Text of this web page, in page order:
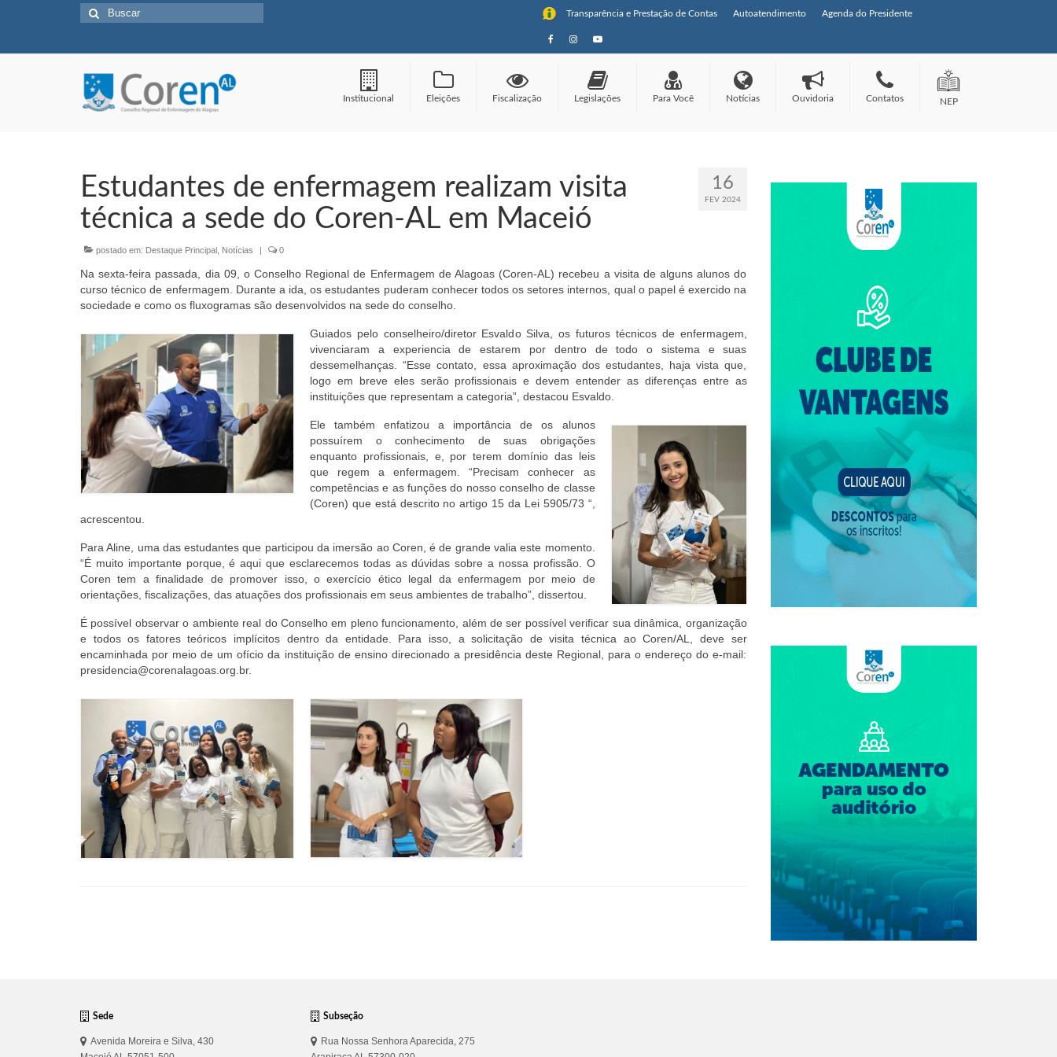
Transparência e Prestação de Contas Autoatendimento Agenda do Presidente
Buscar
por:
Institucional Eleições Fiscalização Legislações Para Você Notícias Ouvidoria Contatos NEP
16
FEV 2024
Estudantes de enfermagem realizam visita
técnica a sede do Coren-AL em Maceió
postado em: Destaque Principal Notícias | 0
Na sexta-feira passada, dia 09, o Conselho Regional de Enfermagem de Alagoas (Coren-AL) recebeu a visita de alguns alunos do
curso técnico de enfermagem. Durante a ida, os estudantes puderam conhecer todos os setores internos, qual o papel é exercido na
sociedade e como os fluxogramas são desenvolvidos na sede do conselho.
Guiados pelo conselheiro/diretor Esvaldo Silva, os futuros técnicos de enfermagem,
vivenciaram a experiencia de estarem por dentro de todo o sistema e suas
dessemelhanças. “Esse contato, essa aproximação dos estudantes, haja vista que,
logo em breve eles serão profissionais e devem entender as diferenças entre as
instituições que representam a categoria”, destacou Esvaldo.
Ele também enfatizou a importância de os alunos
possuírem o conhecimento de suas obrigações
enquanto profissionais, e, por terem domínio das leis
que regem a enfermagem. “Precisam conhecer as
competências e as funções do nosso conselho de classe
(Coren) que está descrito no artigo 15 da Lei 5905/73 “,
acrescentou.
Para Aline, uma das estudantes que participou da imersão ao Coren, é de grande valia este momento.
“É muito importante porque, é aqui que esclarecemos todas as dúvidas sobre a nossa profissão. O
Coren tem a finalidade de promover isso, o exercício ético legal da enfermagem por meio de
orientações, fiscalizações, das atuações dos profissionais em seus ambientes de trabalho”, dissertou.
É possível observar o ambiente real do Conselho em pleno funcionamento, além de ser possível verificar sua dinâmica, organização
e todos os fatores teóricos implícitos dentro da entidade. Para isso, a solicitação de visita técnica ao Coren/AL, deve ser
encaminhada por meio de um ofício da instituição de ensino direcionado a presidência deste Regional, para o endereço do e-mail:
presidencia@corenalagoas.org.br.
Sede
Avenida Moreira e Silva, 430
Subseção
Rua Nossa Senhora Aparecida, 275